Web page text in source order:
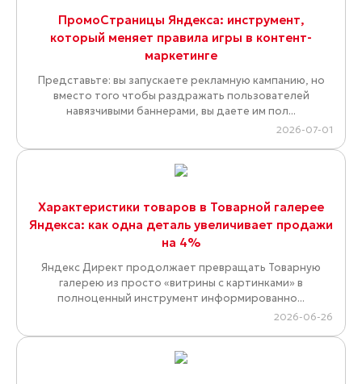
ПромоСтраницы Яндекса: инструмент,
который меняет правила игры в контент-
маркетинге
Представьте: вы запускаете рекламную кампанию, но
вместо того чтобы раздражать пользователей
навязчивыми баннерами, вы даете им пол...
2026-07-01
Характеристики товаров в Товарной галерее
Яндекса: как одна деталь увеличивает продажи
на 4%
Яндекс Директ продолжает превращать Товарную
галерею из просто «витрины с картинками» в
полноценный инструмент информированно...
2026-06-26